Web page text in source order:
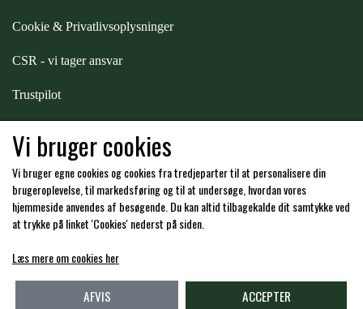
STUD MUFFIN
TKO
WAHLSTEN
WALDHAUSEN
Cookie & Privatlivsoplysninger
CSR - vi tager ansvar
Trustpilot
Hos os kan du betale med:
Vi bruger cookies
Vi bruger egne cookies og cookies fra tredjeparter til at personalisere din
brugeroplevelse, til markedsføring og til at undersøge, hvordan vores
hjemmeside anvendes af besøgende. Du kan altid tilbagekalde dit samtykke ved
at trykke på linket 'Cookies' nederst på siden.
Læs mere om cookies her
AFVIS ACCEPTER